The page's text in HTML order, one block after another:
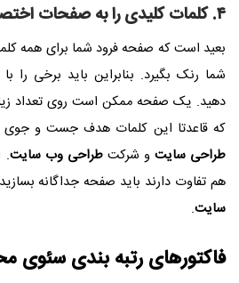
۴. کلمات کلیدی را به صفحات اختصاص دهید
بعید است که صفحه فرود شما برای همه
شما رنک بگیرد. بنابراین باید برخی را
دهید. یک صفحه ممکن است روی تعداد
که قاعدتا این کلمات هدف جست و جوی
طراحی سایت و شرکتطراحی وب سایت.
هم تفاوت دارند باید صفحه جداگانه
سایت.
فاکتورهای رتبه بندی سئوی